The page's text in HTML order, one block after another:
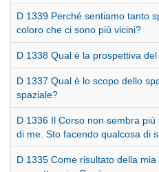
D 1339 Perché sentiamo tanto
coloro che ci sono più vicini?
D 1338 Qual è la prospettiva
D 1337 Qual è lo scopo dello
spaziale?
D 1336 Il Corso non sembra
di me. Sto facendo qualcosa di
D 1335 Come risultato della